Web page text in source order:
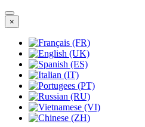
×